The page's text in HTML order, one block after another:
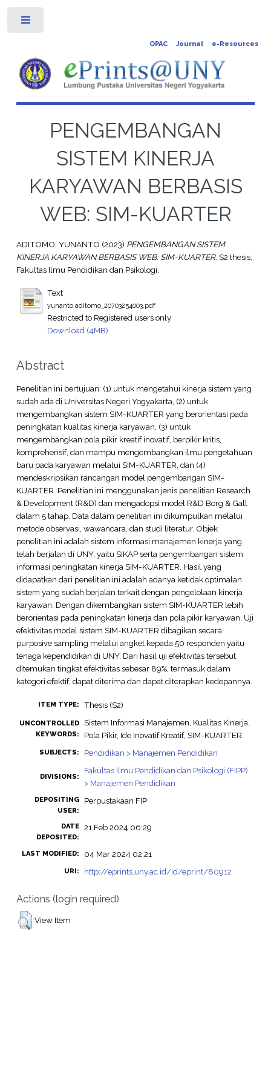
OPAC Journal e-Resources
PENGEMBANGAN
SISTEM KINERJA
KARYAWAN BERBASIS
WEB: SIM-KUARTER
ADITOMO, YUNANTO (2023) PENGEMBANGAN SISTEM
KINERJA KARYAWAN BERBASIS WEB: SIM-KUARTER. S2 thesis,
Fakultas Ilmu Pendidikan dan Psikologi.
Text
yunanto aditomo_20703254003.pdf
Restricted to Registered users only
Download (4MB)
Abstract
Penelitian ini bertujuan: (1) untuk mengetahui kinerja sistem yang
sudah ada di Universitas Negeri Yogyakarta, (2) untuk
mengembangkan sistem SIM-KUARTER yang berorientasi pada
peningkatan kualitas kinerja karyawan, (3) untuk
mengembangkan pola pikir kreatif inovatif, berpikir kritis,
komprehensif, dan mampu mengembangkan ilmu pengetahuan
baru pada karyawan melalui SIM-KUARTER, dan (4)
mendeskripsikan rancangan model pengembangan SIM-
KUARTER. Penelitian ini menggunakan jenis penelitian Research
& Development (R&D) dan mengadopsi model R&D Borg & Gall
dalam 5 tahap. Data dalam penelitian ini dikumpulkan melalui
metode observasi, wawancara, dan studi literatur. Objek
penelitian ini adalah sistem informasi manajemen kinerja yang
telah berjalan di UNY, yaitu SIKAP serta pengembangan sistem
informasi peningkatan kinerja SIM-KUARTER. Hasil yang
didapatkan dari penelitian ini adalah adanya ketidak optimalan
sistem yang sudah berjalan terkait dengan pengelolaan kinerja
karyawan. Dengan dikembangkan sistem SIM-KUARTER lebih
berorientasi pada peningkatan kinerja dan pola pikir karyawan. Uji
efektivitas model sistem SIM-KUARTER dibagikan secara
purposive sampling melalui angket kepada 50 responden yaitu
tenaga kependidikan di UNY. Dari hasil uji efektivitas tersebut
ditemukan tingkat efektivitas sebesar 89%, termasuk dalam
kategori efektif, dapat diterima dan dapat diterapkan kedepannya.
ITEM TYPE: Thesis (S2)
UNCONTROLLED
KEYWORDS:
Sistem Informasi Manajemen, Kualitas Kinerja,
Pola Pikir, Ide Inovatif Kreatif, SIM-KUARTER.
SUBJECTS: Pendidikan > Manajemen Pendidikan
DIVISIONS:
Fakultas Ilmu Pendidikan dan Psikologi (FIPP)
> Manajemen Pendidikan
DEPOSITING
USER:
Perpustakaan FIP
DATE
DEPOSITED:
21 Feb 2024 06:29
LAST MODIFIED: 04 Mar 2024 02:21
URI: http://eprints.uny.ac.id/id/eprint/80912
Actions (login required)
View Item